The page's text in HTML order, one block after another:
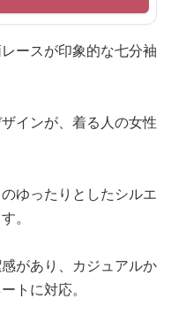
ースが印象的な七分袖
インが、着る人の女性
ゆったりとしたシルエ
。
があり、カジュアルか
トに対応。